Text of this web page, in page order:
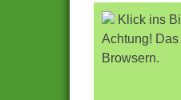
Klick ins
Achtung!
Browsern.